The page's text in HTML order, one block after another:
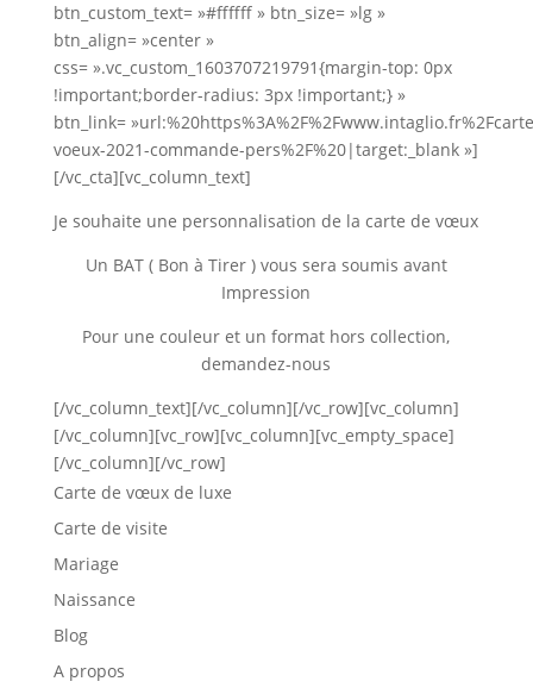
btn_custom_text= »#ffffff » btn_size= »lg »
btn_align= »center »
css= ».vc_custom_1603707219791{margin-top: 0px
!important;border-radius: 3px !important;} »
btn_link=
voeux-2021-commande-pers%2F%20|target:_blank »]
[/vc_cta][vc_column_text]
Je souhaite une personnalisation de la carte de vœux
Un BAT ( Bon à Tirer ) vous sera soumis avant
Impression
Pour une couleur et un format hors collection,
demandez-nous
[/vc_column_text][/vc_column][/vc_row][vc_column]
[/vc_column][vc_row][vc_column][vc_empty_space]
[/vc_column][/vc_row]
Carte de vœux de luxe
Carte de visite
Mariage
Naissance
Blog
A propos